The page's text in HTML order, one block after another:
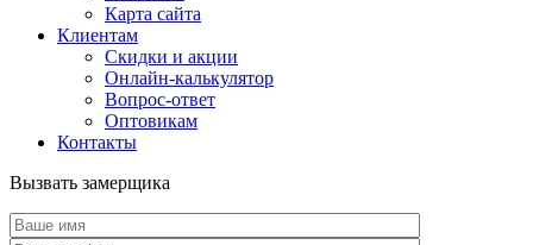
Карта сайта
Клиентам
Скидки и акции
Онлайн-калькулятор
Вопрос-ответ
Оптовикам
Контакты
Вызвать замерщика